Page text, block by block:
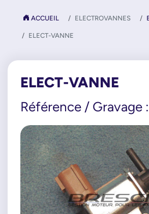
ACCUEIL ELECTROVANNES
ELECT-VANNE
ELECT-VANNE
Référence / Gravage :